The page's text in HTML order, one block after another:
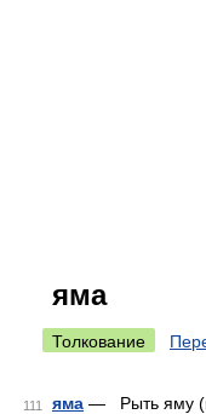
яма
Толкование
111 яма — Рыть яму